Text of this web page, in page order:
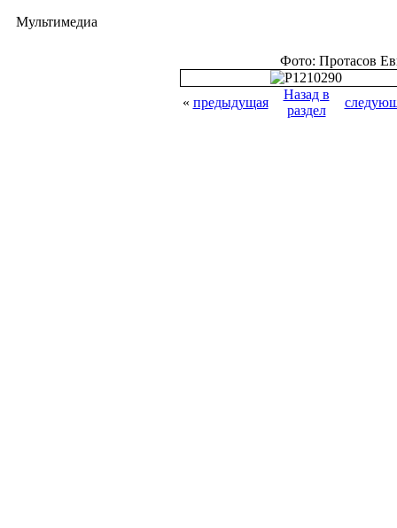
Мультимедиа
Фото: Протасов
« предыдущая
Назад в
раздел